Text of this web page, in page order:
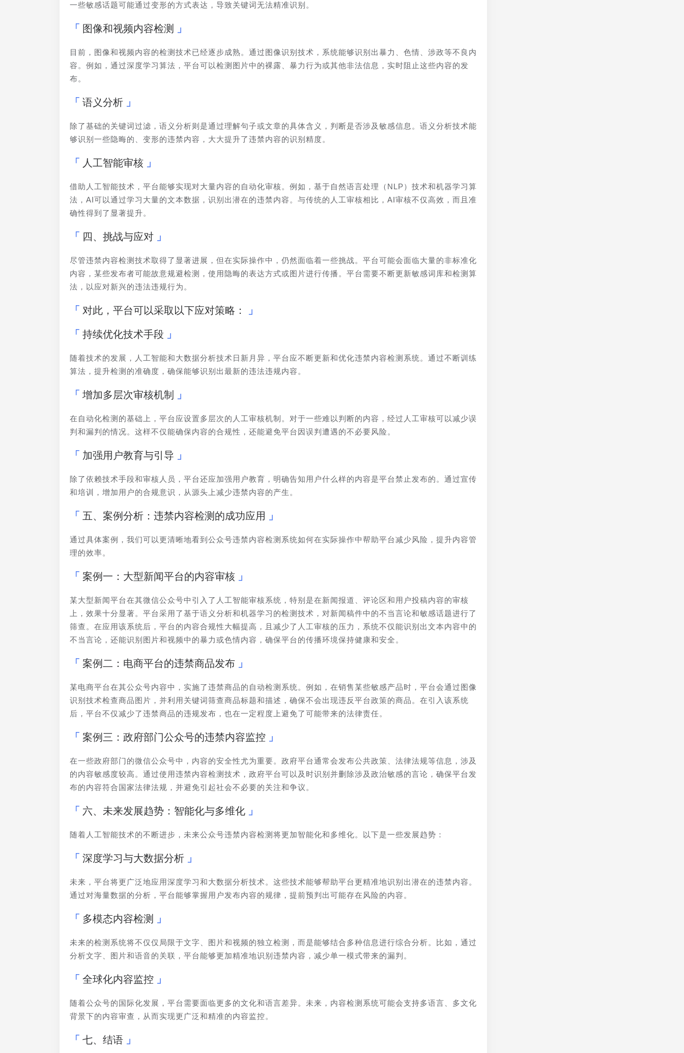
一些敏感话题可能通过变形的方式表达，导致关键词无法精准识别。
图像和视频内容检测
目前，图像和视频内容的检测技术已经逐步成熟。通过图像识别技术，系统能够识别出暴力、色情、涉政等不良内
容。例如，通过深度学习算法，平台可以检测图片中的裸露、暴力行为或其他非法信息，实时阻止这些内容的发
布。
语义分析
除了基础的关键词过滤，语义分析则是通过理解句子或文章的具体含义，判断是否涉及敏感信息。语义分析技术能
够识别一些隐晦的、变形的违禁内容，大大提升了违禁内容的识别精度。
人工智能审核
借助人工智能技术，平台能够实现对大量内容的自动化审核。例如，基于自然语言处理（NLP）技术和机器学习算
法，AI可以通过学习大量的文本数据，识别出潜在的违禁内容。与传统的人工审核相比，AI审核不仅高效，而且准
确性得到了显著提升。
四、挑战与应对
尽管违禁内容检测技术取得了显著进展，但在实际操作中，仍然面临着一些挑战。平台可能会面临大量的非标准化
内容，某些发布者可能故意规避检测，使用隐晦的表达方式或图片进行传播。平台需要不断更新敏感词库和检测算
法，以应对新兴的违法违规行为。
对此，平台可以采取以下应对策略：
持续优化技术手段
随着技术的发展，人工智能和大数据分析技术日新月异，平台应不断更新和优化违禁内容检测系统。通过不断训练
算法，提升检测的准确度，确保能够识别出最新的违法违规内容。
增加多层次审核机制
在自动化检测的基础上，平台应设置多层次的人工审核机制。对于一些难以判断的内容，经过人工审核可以减少误
判和漏判的情况。这样不仅能确保内容的合规性，还能避免平台因误判遭遇的不必要风险。
加强用户教育与引导
除了依赖技术手段和审核人员，平台还应加强用户教育，明确告知用户什么样的内容是平台禁止发布的。通过宣传
和培训，增加用户的合规意识，从源头上减少违禁内容的产生。
五、案例分析：违禁内容检测的成功应用
通过具体案例，我们可以更清晰地看到公众号违禁内容检测系统如何在实际操作中帮助平台减少风险，提升内容管
理的效率。
案例一：大型新闻平台的内容审核
某大型新闻平台在其微信公众号中引入了人工智能审核系统，特别是在新闻报道、评论区和用户投稿内容的审核
上，效果十分显著。平台采用了基于语义分析和机器学习的检测技术，对新闻稿件中的不当言论和敏感话题进行了
筛查。在应用该系统后，平台的内容合规性大幅提高，且减少了人工审核的压力，系统不仅能识别出文本内容中的
不当言论，还能识别图片和视频中的暴力或色情内容，确保平台的传播环境保持健康和安全。
案例二：电商平台的违禁商品发布
某电商平台在其公众号内容中，实施了违禁商品的自动检测系统。例如，在销售某些敏感产品时，平台会通过图像
识别技术检查商品图片，并利用关键词筛查商品标题和描述，确保不会出现违反平台政策的商品。在引入该系统
后，平台不仅减少了违禁商品的违规发布，也在一定程度上避免了可能带来的法律责任。
案例三：政府部门公众号的违禁内容监控
在一些政府部门的微信公众号中，内容的安全性尤为重要。政府平台通常会发布公共政策、法律法规等信息，涉及
的内容敏感度较高。通过使用违禁内容检测技术，政府平台可以及时识别并删除涉及政治敏感的言论，确保平台发
布的内容符合国家法律法规，并避免引起社会不必要的关注和争议。
六、未来发展趋势：智能化与多维化
随着人工智能技术的不断进步，未来公众号违禁内容检测将更加智能化和多维化。以下是一些发展趋势：
深度学习与大数据分析
未来，平台将更广泛地应用深度学习和大数据分析技术。这些技术能够帮助平台更精准地识别出潜在的违禁内容。
通过对海量数据的分析，平台能够掌握用户发布内容的规律，提前预判出可能存在风险的内容。
多模态内容检测
未来的检测系统将不仅仅局限于文字、图片和视频的独立检测，而是能够结合多种信息进行综合分析。比如，通过
分析文字、图片和语音的关联，平台能够更加精准地识别违禁内容，减少单一模式带来的漏判。
全球化内容监控
随着公众号的国际化发展，平台需要面临更多的文化和语言差异。未来，内容检测系统可能会支持多语言、多文化
背景下的内容审查，从而实现更广泛和精准的内容监控。
七、结语